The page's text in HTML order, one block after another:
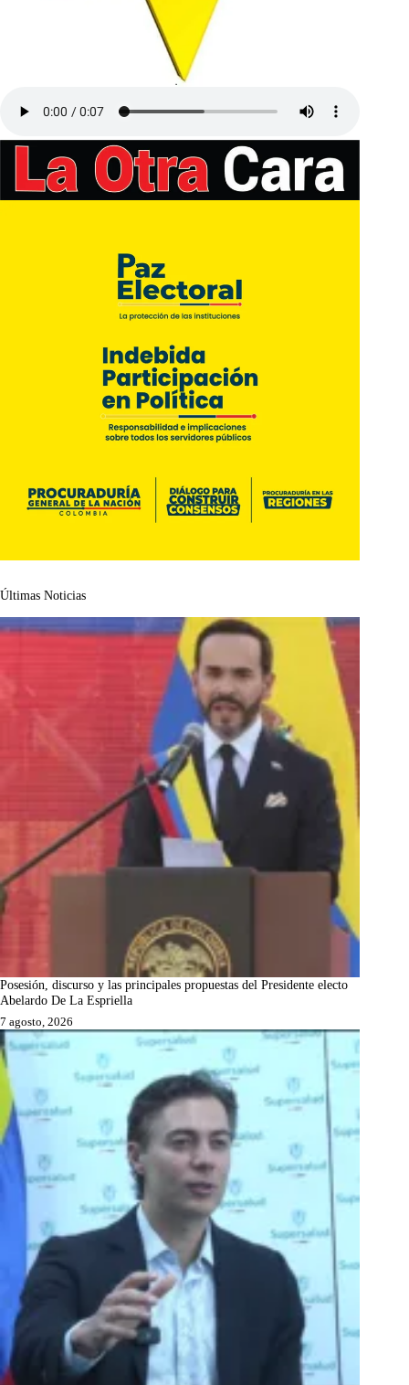
Últimas Noticias
Posesión, discurso y las principales propuestas del Presidente electo
Abelardo De La Espriella
7 agosto, 2026